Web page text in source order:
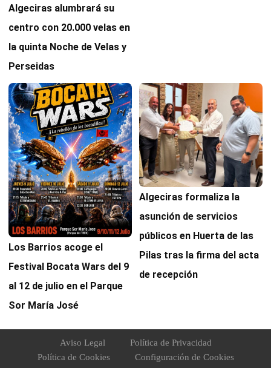
Algeciras alumbrará su
centro con 20.000 velas en
la quinta Noche de Velas y
Perseidas
Los Barrios acoge el
Festival Bocata Wars del 9
al 12 de julio en el Parque
Sor María José
Algeciras formaliza la
asunción de servicios
públicos en Huerta de las
Pilas tras la firma del acta
de recepción
Aviso Legal
Política de Privacidad
Política de Cookies
Configuración de Cookies